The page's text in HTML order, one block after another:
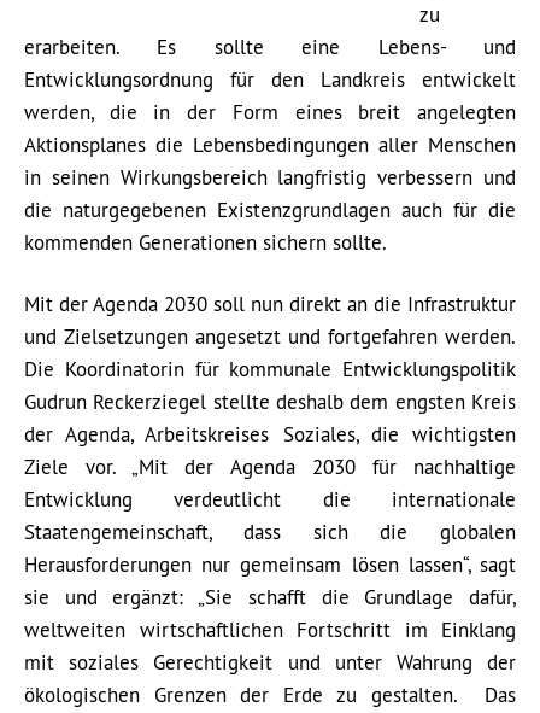
zu
erarbeiten. Es sollte eine Lebens- und
Entwicklungsordnung für den Landkreis entwickelt
werden, die in der Form eines breit angelegten
Aktionsplanes die Lebensbedingungen aller Menschen
in seinen Wirkungsbereich langfristig verbessern und
die naturgegebenen Existenzgrundlagen auch für die
kommenden Generationen sichern sollte.
Mit der Agenda 2030 soll nun direkt an die Infrastruktur
und Zielsetzungen angesetzt und fortgefahren werden.
Die Koordinatorin für kommunale Entwicklungspolitik
Gudrun Reckerziegel stellte deshalb dem engsten Kreis
der Agenda, Arbeitskreises Soziales, die wichtigsten
Ziele vor. „Mit der Agenda 2030 für nachhaltige
Entwicklung verdeutlicht die internationale
Staatengemeinschaft, dass sich die globalen
Herausforderungen nur gemeinsam lösen lassen“, sagt
sie und ergänzt: „Sie schafft die Grundlage dafür,
weltweiten wirtschaftlichen Fortschritt im Einklang
mit soziales Gerechtigkeit und unter Wahrung der
ökologischen Grenzen der Erde zu gestalten. Das